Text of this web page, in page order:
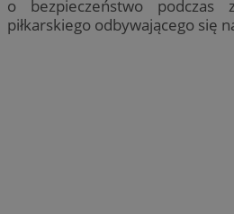
o bezpieczeństwo podczas
piłkarskiego odbywającego się